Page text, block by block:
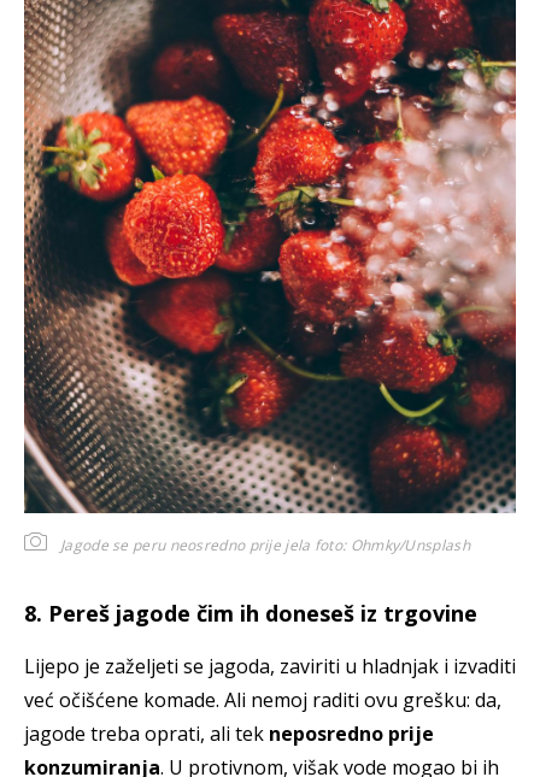
Jagode se peru neosredno prije jela foto: Ohmky/Unsplash
8. Pereš jagode čim ih doneseš iz trgovine
Lijepo je zaželjeti se jagoda, zaviriti u hladnjak i izvaditi
već očišćene komade. Ali nemoj raditi ovu grešku: da,
jagode treba oprati, ali tek neposredno prije
konzumiranja. U protivnom, višak vode mogao bi ih